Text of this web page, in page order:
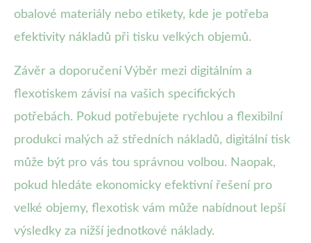
obalové materiály nebo etikety, kde je potřeba
efektivity nákladů při tisku velkých objemů.
Závěr a doporučení Výběr mezi digitálním a
flexotiskem závisí na vašich specifických
potřebách. Pokud potřebujete rychlou a flexibilní
produkci malých až středních nákladů, digitální tisk
může být pro vás tou správnou volbou. Naopak,
pokud hledáte ekonomicky efektivní řešení pro
velké objemy, flexotisk vám může nabídnout lepší
výsledky za nižší jednotkové náklady.